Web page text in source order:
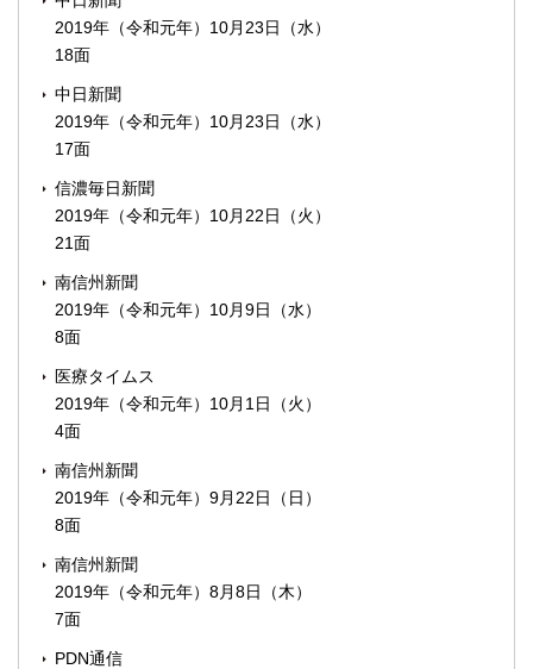
2019年（令和元年）10月23日（水）
18面
中日新聞
2019年（令和元年）10月23日（水）
17面
信濃毎日新聞
2019年（令和元年）10月22日（火）
21面
南信州新聞
2019年（令和元年）10月9日（水）
8面
医療タイムス
2019年（令和元年）10月1日（火）
4面
南信州新聞
2019年（令和元年）9月22日（日）
8面
南信州新聞
2019年（令和元年）8月8日（木）
7面
PDN通信